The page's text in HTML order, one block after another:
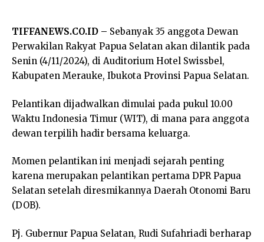
TIFFANEWS.CO.ID – Sebanyak 35 anggota Dewan
Perwakilan Rakyat Papua Selatan akan dilantik pada
Senin (4/11/2024), di Auditorium Hotel Swissbel,
Kabupaten Merauke, Ibukota Provinsi Papua Selatan.
Pelantikan dijadwalkan dimulai pada pukul 10.00
Waktu Indonesia Timur (WIT), di mana para anggota
dewan terpilih hadir bersama keluarga.
Momen pelantikan ini menjadi sejarah penting
karena merupakan pelantikan pertama DPR Papua
Selatan setelah diresmikannya Daerah Otonomi Baru
(DOB).
Pj. Gubernur Papua Selatan, Rudi Sufahriadi berharap